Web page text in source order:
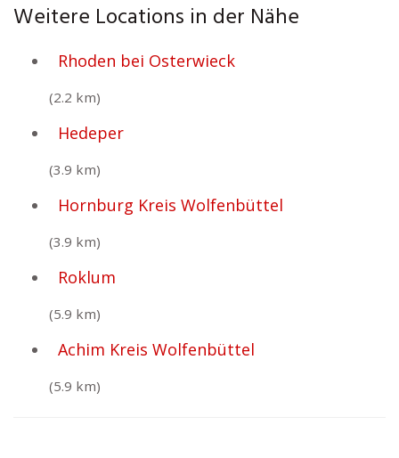
Weitere Locations in der Nähe
Rhoden bei Osterwieck
(2.2 km)
Hedeper
(3.9 km)
Hornburg Kreis Wolfenbüttel
(3.9 km)
Roklum
(5.9 km)
Achim Kreis Wolfenbüttel
(5.9 km)